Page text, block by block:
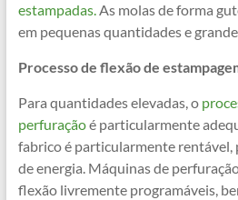
estampadas.As molas de forma
em pequenas quantidades e
Processo de flexão de
Para quantidades elevadas, o
perfuraçãoé particularmente
fabrico é particularmente rentável,
de energia. Máquinas de
flexão livremente programáveis,